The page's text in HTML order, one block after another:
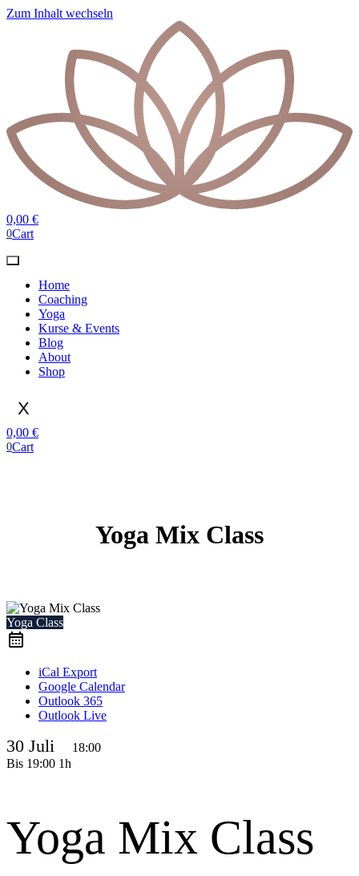
Zum Inhalt wechseln
0,00 €
0Cart
Home
Coaching
Yoga
Kurse & Events
Blog
About
Shop
X
0,00 €
0Cart
Yoga Mix Class
Yoga Class
iCal Export
Google Calendar
Outlook 365
Outlook Live
30 Juli
18:00
Bis 19:00 1h
Yoga Mix Class